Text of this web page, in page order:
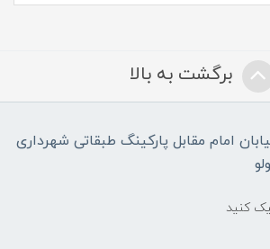
برگشت به بالا
امام مقابل پارکینگ طبقاتی شهرداری
کنید